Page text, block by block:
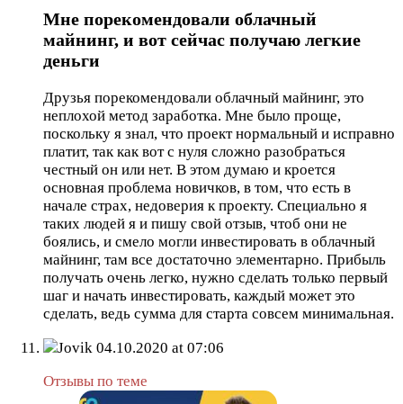
Мне порекомендовали облачный
майнинг, и вот сейчас получаю легкие
деньги
Друзья порекомендовали облачный майнинг, это
неплохой метод заработка. Мне было проще,
поскольку я знал, что проект нормальный и исправно
платит, так как вот с нуля сложно разобраться
честный он или нет. В этом думаю и кроется
основная проблема новичков, в том, что есть в
начале страх, недоверия к проекту. Специально я
таких людей я и пишу свой отзыв, чтоб они не
боялись, и смело могли инвестировать в облачный
майнинг, там все достаточно элементарно. Прибыль
получать очень легко, нужно сделать только первый
шаг и начать инвестировать, каждый может это
сделать, ведь сумма для старта совсем минимальная.
Jovik 04.10.2020 at 07:06
Отзывы по теме